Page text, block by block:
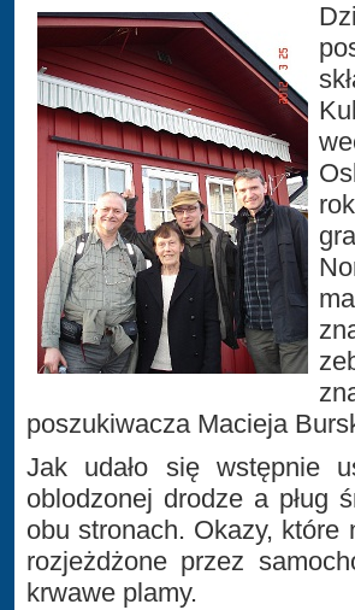
poszukiwacza Macieja
Jak udało się wstępnie
oblodzonej drodze a pług
obu stronach. Okazy, które
rozjeżdżone przez
krwawe plamy.